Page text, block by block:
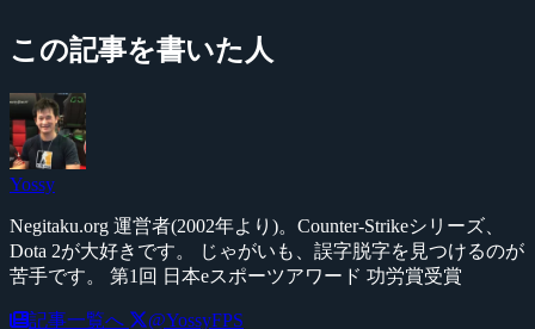
この記事を書いた人
Yossy
Negitaku.org 運営者(2002年より)。Counter-Strikeシリーズ、
Dota 2が大好きです。 じゃがいも、誤字脱字を見つけるのが
苦手です。 第1回 日本eスポーツアワード 功労賞受賞
記事一覧へ @YossyFPS